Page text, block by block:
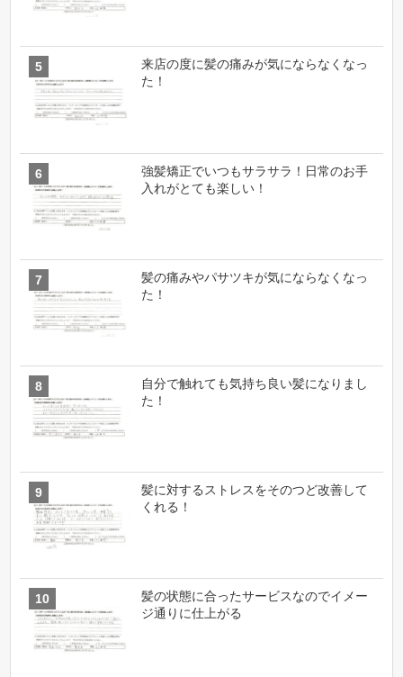
来店の度に髪の痛みが気にならなくなっ
た！
強髪矯正でいつもサラサラ！日常のお手
入れがとても楽しい！
髪の痛みやパサツキが気にならなくなっ
た！
自分で触れても気持ち良い髪になりまし
た！
髪に対するストレスをそのつど改善して
くれる！
髪の状態に合ったサービスなのでイメー
ジ通りに仕上がる